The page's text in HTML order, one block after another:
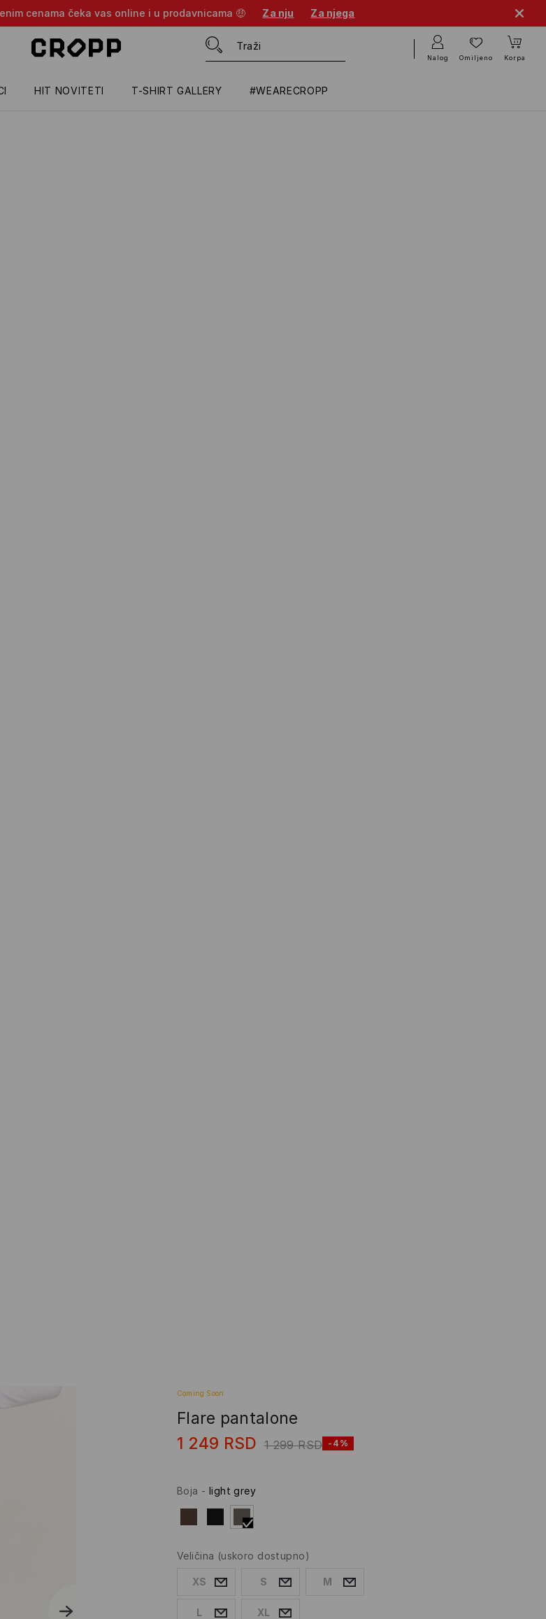
cenama čeka vas online i u prodavnicama 🤑 Za nju Za njega
HIT NOVITETI T-SHIRT GALLERY #WEARECROPP
Nalog Omiljeno Korpa
Coming Soon
Flare pantalone
1 249 RSD 1 299 RSD -4%
Boja - light grey
Veličina (uskoro dostupno)
XS S M
L XL